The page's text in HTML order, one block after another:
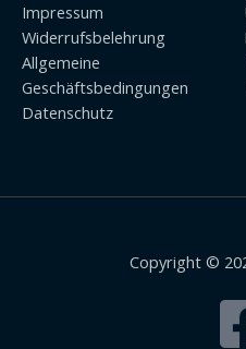
Impressum
Widerrufsbelehrung
Allgemeine
Geschäftsbedingungen
Datenschutz
Copyright ©